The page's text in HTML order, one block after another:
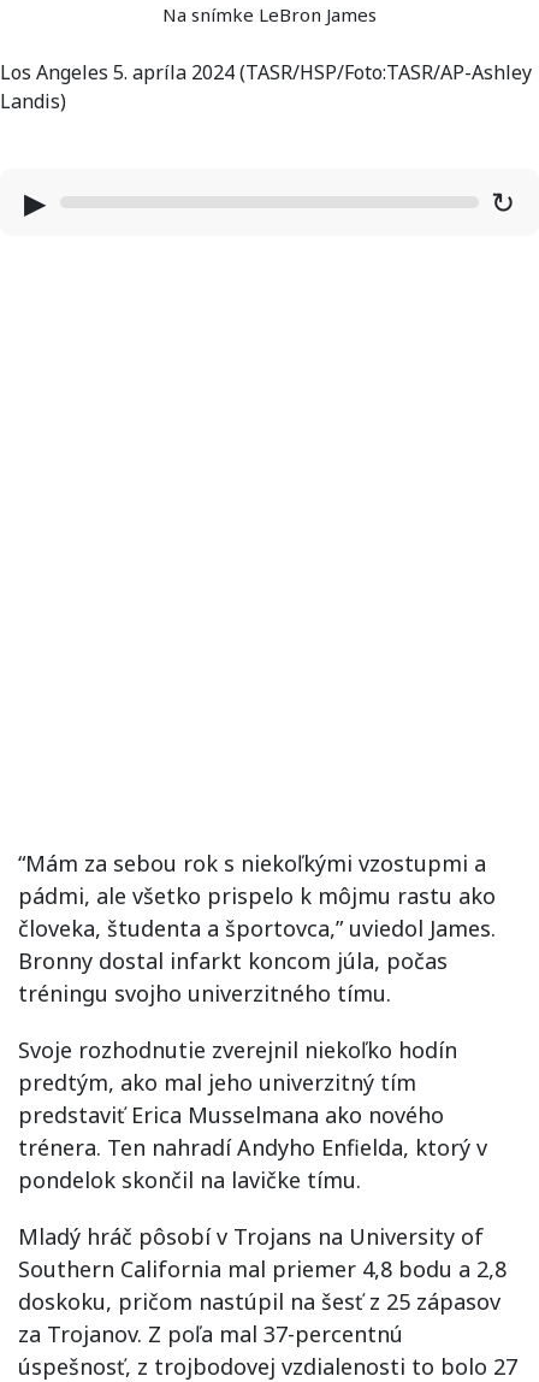
Na snímke LeBron James
Los Angeles 5. apríla 2024 (TASR/HSP/Foto:TASR/AP-Ashley
Landis)
▶ ↻
“Mám za sebou rok s niekoľkými vzostupmi a
pádmi, ale všetko prispelo k môjmu rastu ako
človeka, študenta a športovca,” uviedol James.
Bronny dostal infarkt koncom júla, počas
tréningu svojho univerzitného tímu.
Svoje rozhodnutie zverejnil niekoľko hodín
predtým, ako mal jeho univerzitný tím
predstaviť Erica Musselmana ako nového
trénera. Ten nahradí Andyho Enfielda, ktorý v
pondelok skončil na lavičke tímu.
Mladý hráč pôsobí v Trojans na University of
Southern California mal priemer 4,8 bodu a 2,8
doskoku, pričom nastúpil na šesť z 25 zápasov
za Trojanov. Z poľa mal 37-percentnú
úspešnosť, z trojbodovej vzdialenosti to bolo 27